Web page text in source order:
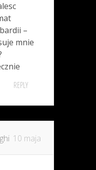
–
mnie
REPLY
10 maja